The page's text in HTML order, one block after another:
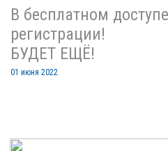
В бесплатном
регистрации!
БУДЕТ ЕЩЁ!
01 июня 2022